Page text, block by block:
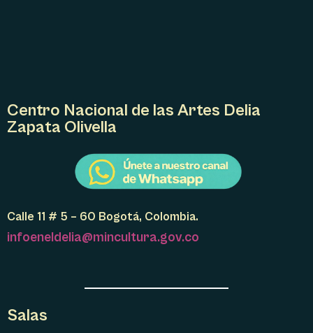
Centro Nacional de las Artes Delia
Zapata Olivella
Calle 11 # 5 – 60 Bogotá, Colombia.
infoeneldelia@mincultura.gov.co
Salas